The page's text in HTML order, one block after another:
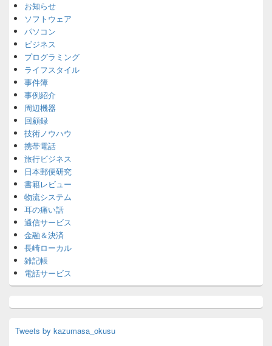
お知らせ
ソフトウェア
パソコン
ビジネス
プログラミング
ライフスタイル
事件簿
事例紹介
周辺機器
回顧録
技術ノウハウ
携帯電話
旅行ビジネス
日本郵便研究
書籍レビュー
物流システム
耳の痛い話
通信サービス
金融＆決済
長崎ローカル
雑記帳
電話サービス
Tweets by kazumasa_okusu